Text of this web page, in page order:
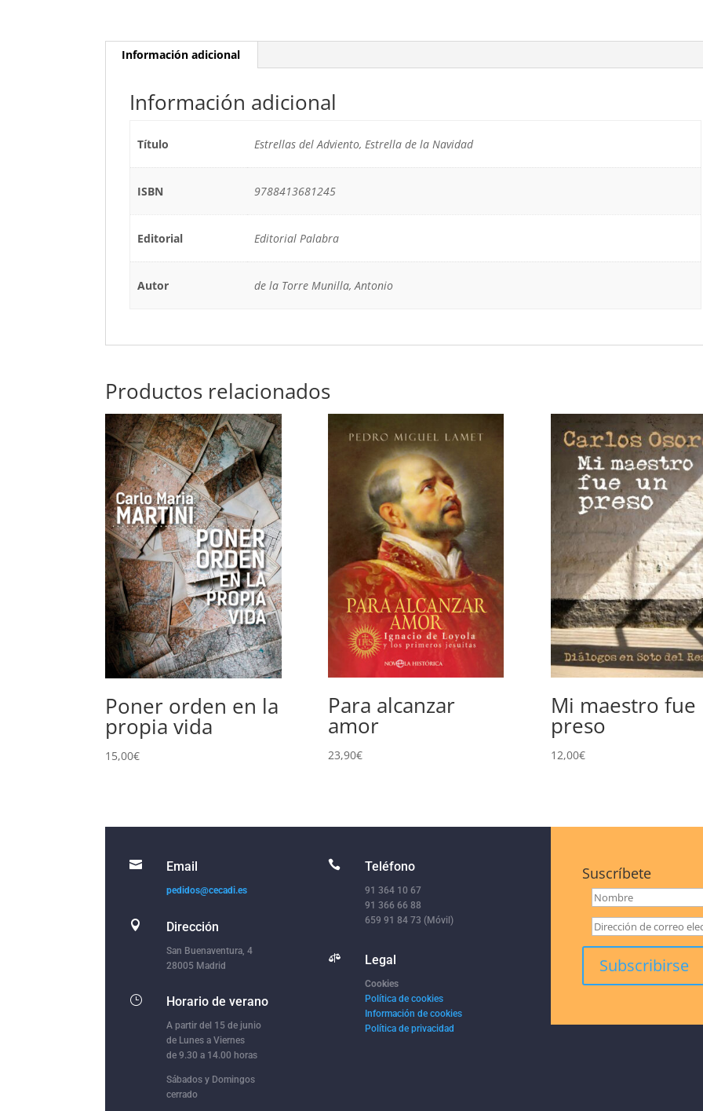
Información adicional
Información adicional
Título Estrellas del Adviento, Estrella de la Navidad
ISBN 9788413681245
Editorial Editorial Palabra
Autor de la Torre Munilla, Antonio
Productos relacionados
Poner orden en la
propia vida
15,00€
Para alcanzar
amor
23,90€
Mi maestro fue
preso
12,00€
 Email
pedidos@cecadi.es
 Dirección
San Buenaventura, 4
28005 Madrid
} Horario de verano
A partir del 15 de junio
de Lunes a Viernes
de 9.30 a 14.00 horas
Sábados y Domingos
cerrado
 Teléfono
91 364 10 67
91 366 66 88
659 91 84 73 (Móvil)
 Legal
Cookies
Política de cookies
Información de cookies
Política de privacidad
Suscríbete